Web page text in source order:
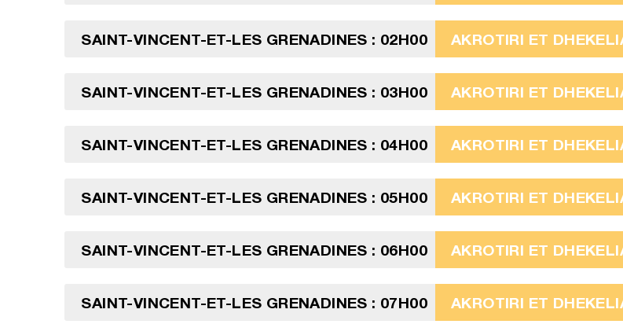
SAINT-VINCENT-ET-LES GRENADINES : 02H00 AKROTIRI ET
SAINT-VINCENT-ET-LES GRENADINES : 03H00 AKROTIRI ET
SAINT-VINCENT-ET-LES GRENADINES : 04H00 AKROTIRI ET
SAINT-VINCENT-ET-LES GRENADINES : 05H00 AKROTIRI ET
SAINT-VINCENT-ET-LES GRENADINES : 06H00 AKROTIRI ET
SAINT-VINCENT-ET-LES GRENADINES : 07H00 AKROTIRI ET